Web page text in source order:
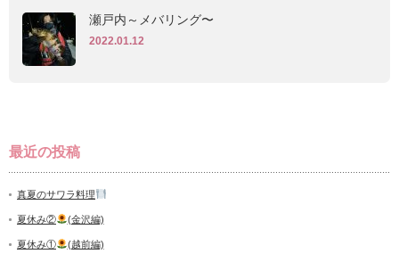
瀬戸内～メバリング〜
2022.01.12
最近の投稿
真夏のサワラ料理
夏休み② (金沢編)
夏休み① (越前編)